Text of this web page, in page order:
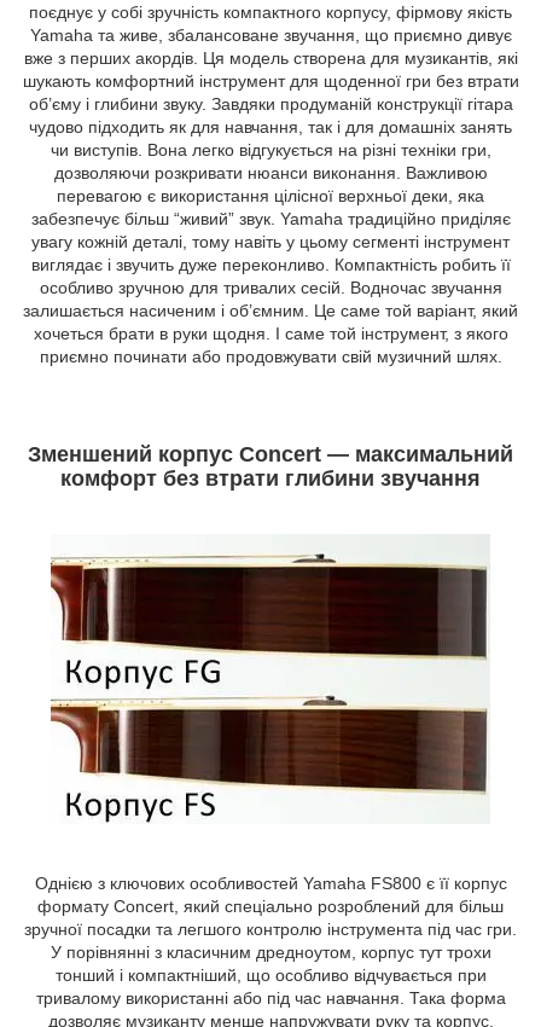
поєднує у собі зручність компактного корпусу, фірмову якість
Yamaha та живе, збалансоване звучання, що приємно дивує
вже з перших акордів. Ця модель створена для музикантів, які
шукають комфортний інструмент для щоденної гри без втрати
об’єму і глибини звуку. Завдяки продуманій конструкції гітара
чудово підходить як для навчання, так і для домашніх занять
чи виступів. Вона легко відгукується на різні техніки гри,
дозволяючи розкривати нюанси виконання. Важливою
перевагою є використання цілісної верхньої деки, яка
забезпечує більш “живий” звук. Yamaha традиційно приділяє
увагу кожній деталі, тому навіть у цьому сегменті інструмент
виглядає і звучить дуже переконливо. Компактність робить її
особливо зручною для тривалих сесій. Водночас звучання
залишається насиченим і об’ємним. Це саме той варіант, який
хочеться брати в руки щодня. І саме той інструмент, з якого
приємно починати або продовжувати свій музичний шлях.
Зменшений корпус Concert — максимальний
комфорт без втрати глибини звучання
Однією з ключових особливостей Yamaha FS800 є її корпус
формату Concert, який спеціально розроблений для більш
зручної посадки та легшого контролю інструмента під час гри.
У порівнянні з класичним дредноутом, корпус тут трохи
тонший і компактніший, що особливо відчувається при
тривалому використанні або під час навчання. Така форма
дозволяє музиканту менше напружувати руку та корпус,